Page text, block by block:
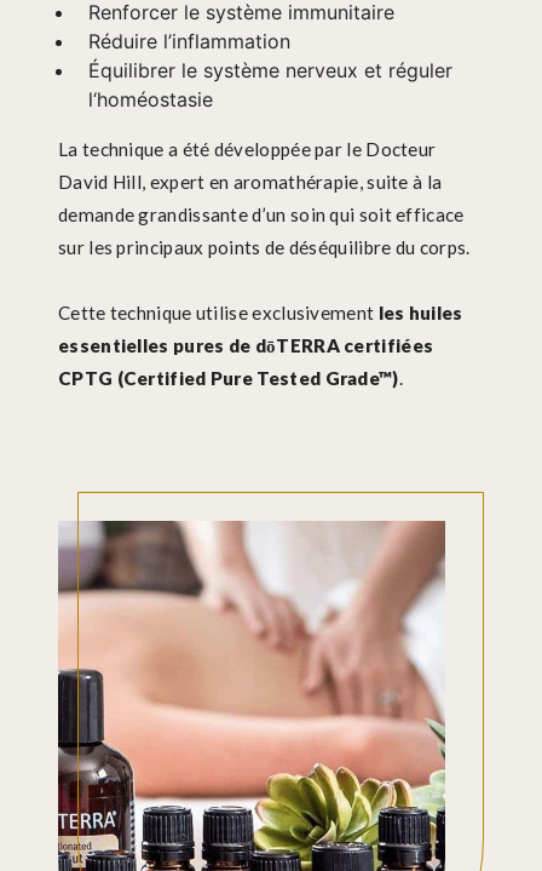
Renforcer le système immunitaire
Réduire l’inflammation
Équilibrer le système nerveux et réguler
l‘homéostasie
La technique a été développée par le Docteur
David Hill, expert en aromathérapie, suite à la
demande grandissante d’un soin qui soit efficace
sur les principaux points de déséquilibre du corps.
Cette technique utilise exclusivement les huiles
essentielles pures de dōTERRA certifiées
CPTG (Certified Pure Tested Grade™).